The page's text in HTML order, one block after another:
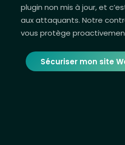
plugin non mis à jour, et
aux attaquants. Notre
vous protège
Sécuriser mon site